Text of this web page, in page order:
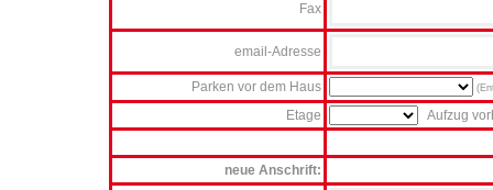
Fax
email-Adresse
Parken vor dem Haus
Etage Aufzug
neue Anschrift: